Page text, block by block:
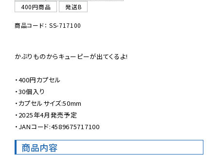
400円商品
発送B
商品コード： SS-717100
かぶりものからキューピーが出てくるよ!
・400円カプセル
・30個入り
・カプセルサイズ:50mm
・2025年4月発売予定
・JANコード:4589675717100
商品内容